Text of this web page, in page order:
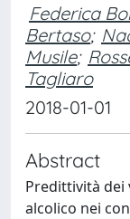
Federica
Bertaso;
Musile;
Tagliaro
2018-01-01
Abstract
Predittività dei
alcolico nei